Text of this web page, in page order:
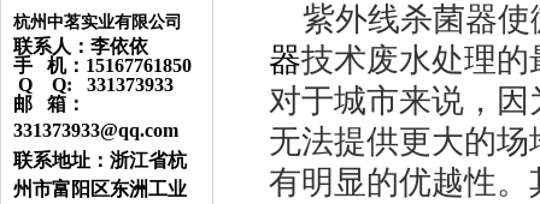
杭州中茗实业有限公司
联系人：李依依
手 机：15167761850
Q Q: 331373933
邮 箱：
331373933@qq.com
联系地址：浙江省杭
州市富阳区东洲工业
紫外线杀菌器
器技术废水处理
对于城市来说，
无法提供更大的
有明显的优越性